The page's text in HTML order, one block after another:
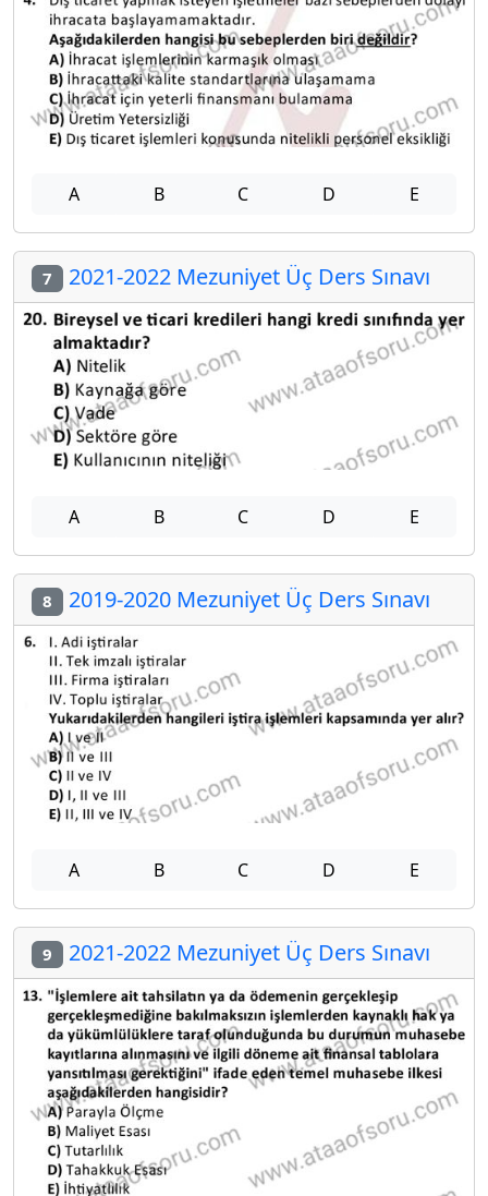
A B C D E
7 2021-2022 Mezuniyet Üç Ders Sınavı
A B C D E
8 2019-2020 Mezuniyet Üç Ders Sınavı
A B C D E
9 2021-2022 Mezuniyet Üç Ders Sınavı